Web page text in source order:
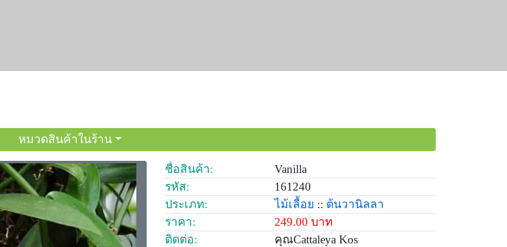
หมวดสินค้าในร้าน
ชื่อสินค้า:
Vanilla
รหัส:
161240
ประเภท:
ไม้เลื้อย :: ต้นวานิลลา
ราคา:
249.00 บาท
ติดต่อ:
คุณCattaleya Kos